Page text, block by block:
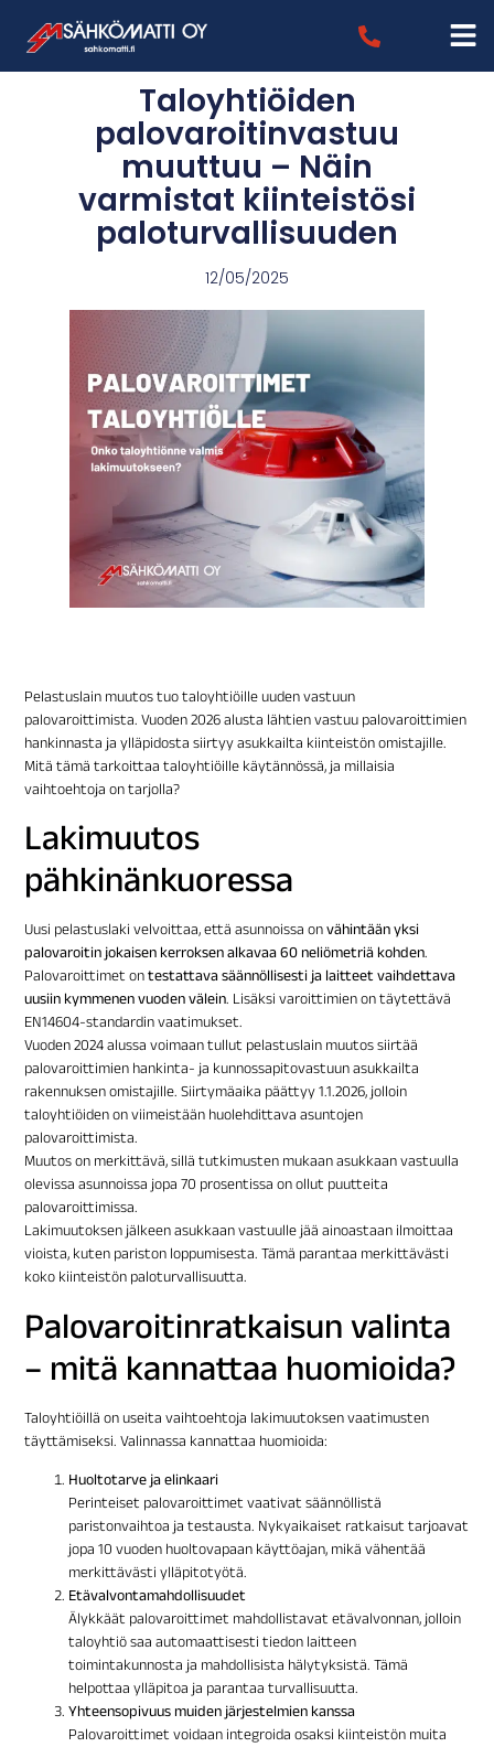
Taloyhtiöiden
palovaroitinvastuu
muuttuu – Näin
varmistat kiinteistösi
paloturvallisuuden
12/05/2025
Pelastuslain muutos tuo taloyhtiöille uuden vastuun
palovaroittimista. Vuoden 2026 alusta lähtien vastuu palovaroittimien
hankinnasta ja ylläpidosta siirtyy asukkailta kiinteistön omistajille.
Mitä tämä tarkoittaa taloyhtiöille käytännössä, ja millaisia
vaihtoehtoja on tarjolla?
Lakimuutos
pähkinänkuoressa
Uusi pelastuslaki velvoittaa, että asunnoissa onvähintään yksi
palovaroitin jokaisen kerroksen alkavaa 60 neliömetriä kohden.
Palovaroittimet ontestattava säännöllisesti ja laitteet vaihdettava
uusiin kymmenen vuoden välein. Lisäksi varoittimien on täytettävä
EN14604-standardin vaatimukset.
Vuoden 2024 alussa voimaan tullut pelastuslain muutos siirtää
palovaroittimien hankinta- ja kunnossapitovastuun asukkailta
rakennuksen omistajille. Siirtymäaika päättyy 1.1.2026, jolloin
taloyhtiöiden on viimeistään huolehdittava asuntojen
palovaroittimista.
Muutos on merkittävä, sillä tutkimusten mukaan asukkaan vastuulla
olevissa asunnoissa jopa 70 prosentissa on ollut puutteita
palovaroittimissa.
Lakimuutoksen jälkeen asukkaan vastuulle jää ainoastaan ilmoittaa
vioista, kuten pariston loppumisesta. Tämä parantaa merkittävästi
koko kiinteistön paloturvallisuutta.
Palovaroitinratkaisun valinta
– mitä kannattaa huomioida?
Taloyhtiöillä on useita vaihtoehtoja lakimuutoksen vaatimusten
täyttämiseksi. Valinnassa kannattaa huomioida:
Huoltotarve ja elinkaari
Perinteiset palovaroittimet vaativat säännöllistä
paristonvaihtoa ja testausta. Nykyaikaiset ratkaisut tarjoavat
jopa 10 vuoden huoltovapaan käyttöajan, mikä vähentää
merkittävästi ylläpitotyötä.
Etävalvontamahdollisuudet
Älykkäät palovaroittimet mahdollistavat etävalvonnan, jolloin
taloyhtiö saa automaattisesti tiedon laitteen
toimintakunnosta ja mahdollisista hälytyksistä. Tämä
helpottaa ylläpitoa ja parantaa turvallisuutta.
Yhteensopivuus muiden järjestelmien kanssa
Palovaroittimet voidaan integroida osaksi kiinteistön muita